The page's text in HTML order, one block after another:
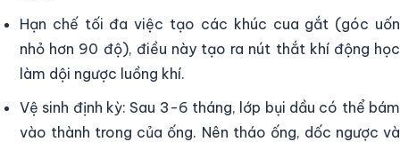
Hạn chế tối đa việc tạo các khúc cua gắt (góc uốn
nhỏ hơn 90 độ), điều này tạo ra nút thắt khí động học
làm dội ngược luồng khí.
Vệ sinh định kỳ: Sau 3-6 tháng, lớp bụi dầu có thể bám
vào thành trong của ống. Nên tháo ống, dốc ngược và